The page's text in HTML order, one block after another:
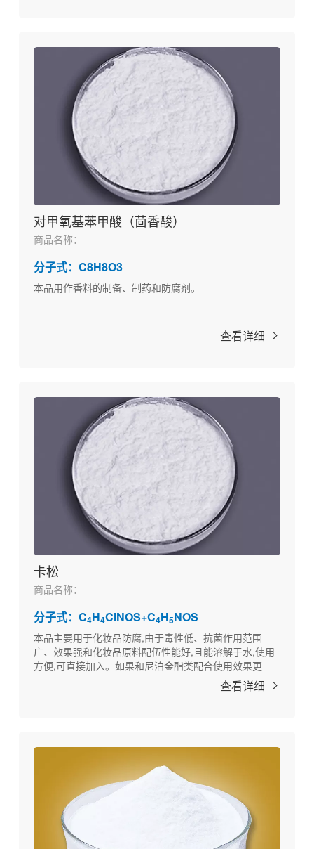
对甲氧基苯甲酸（茴香酸）
商品名称：
分子式：C8H8O3
本品用作香料的制备、制药和防腐剂。
查看详细
卡松
商品名称：
分子式：C4H4ClNOS+C4H5NOS
本品主要用于化妆品防腐,由于毒性低、抗菌作用范围
广、效果强和化妆品原料配伍性能好,且能溶解于水,使用
方便,可直接加入。如果和尼泊金酯类配合使用效果更
佳。本品还可用作造纸、冷却塔、金属切削油及油漆涂料
查看详细